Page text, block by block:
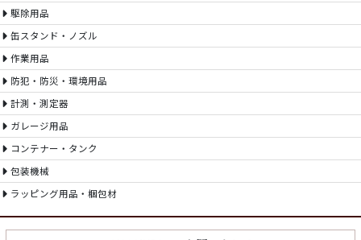
駆除用品
缶スタンド・ノズル
作業用品
防犯・防災・環境用品
計測・測定器
ガレージ用品
コンテナー・タンク
包装機械
ラッピング用品・梱包材